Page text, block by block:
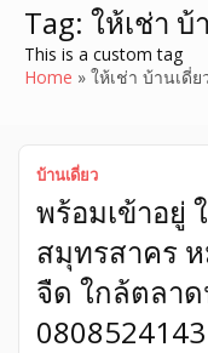
หน้าแรกกูเกิล
อสังหา ของมือ
Tag: ให้เช่า บ้
This is a custom tag
Home
ให้เช่า บ้านเดี่
บ้านเดี่ยว
พร้อมเข้าอยู่
สมุทรสาคร
จืด ใกล้ตลา
0808524143